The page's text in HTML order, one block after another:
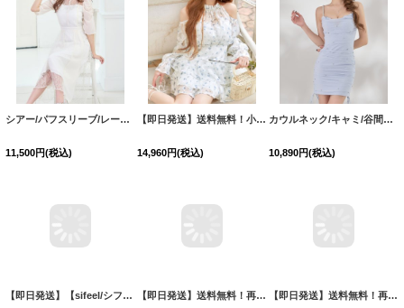
シアー/パフスリーブ/レース/パール/フレアー/七分袖/ワンピースドレス/キャバドレス【S-Lサイズ/1カラー】[HC02]
11,500円(税込)
【即日発送】送料無料！小花柄/アメスリ/オープンショルダー/シアー/シフォン生地/ロングスリーブ/ティアード/フレアスカート/ミニドレス/キャバドレス【XS-Mサイズ/1カラー】[OF03]【YN】dzwsIA
14,960円(税込)
カウルネック/キャミ/谷間見せ/ギャザー/シャーリング/タイト/ビジュー/ミニドレス/キャバドレス【XS-Lサイズ/1カラー】[OF03-U] dzj
10,890円(税込)